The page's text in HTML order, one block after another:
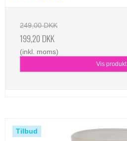
249,00 DKK
199,20 DKK
(inkl. moms)
Vis produkt
Tilbud